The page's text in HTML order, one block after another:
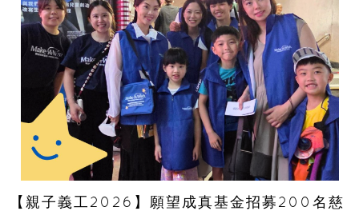
【親子義工2026】願望成真基金招募200名慈